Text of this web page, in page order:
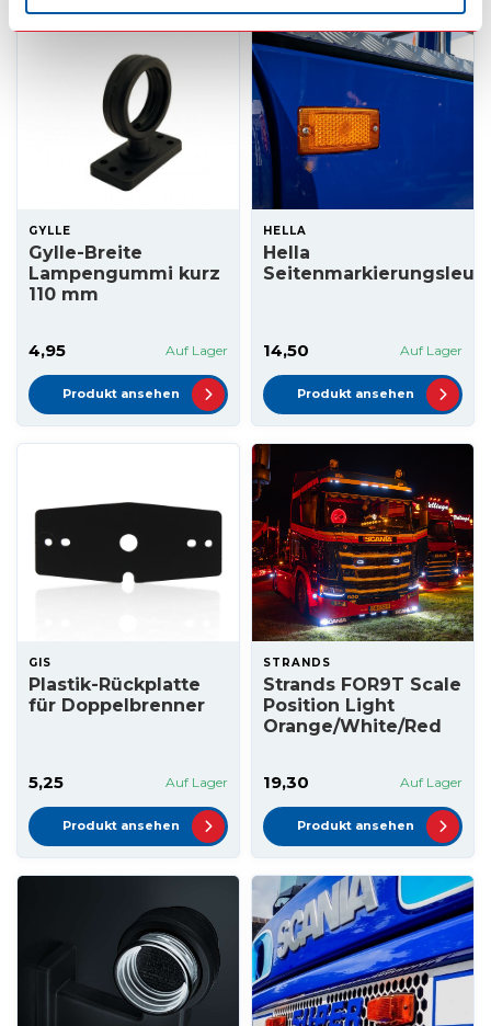
GYLLE
Gylle-Breite
Lampengummi kurz
110 mm
4,95 Auf Lager
Produkt ansehen
HELLA
Hella
14,50 Auf Lager
Produkt ansehen
GIS
Plastik-Rückplatte
für Doppelbrenner
5,25 Auf Lager
Produkt ansehen
STRANDS
Strands FOR9T Scale
Position Light
Orange/White/Red
19,30 Auf Lager
Produkt ansehen